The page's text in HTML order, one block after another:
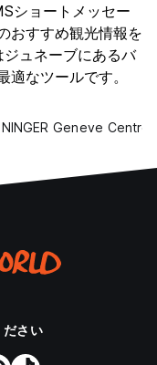
6.7
5.4
ショートメッセー
おすすめ観光情報を
ュネーブにあるバ
なツールです。
Geneve Centre
ださい